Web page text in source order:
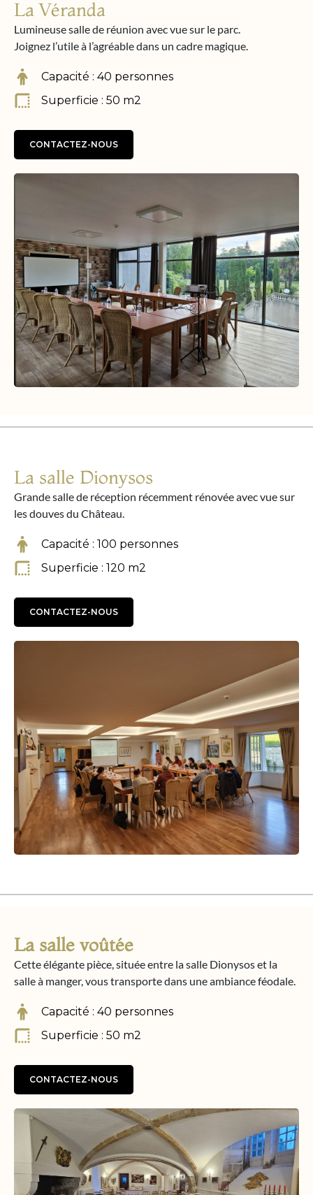
La Véranda
Lumineuse salle de réunion avec vue sur le parc.
Joignez l’utile à l’agréable dans un cadre magique.
Capacité : 40 personnes
Superficie : 50 m2
CONTACTEZ-NOUS
La salle Dionysos
Grande salle de réception récemment rénovée avec vue sur
les douves du Château.
Capacité : 100 personnes
Superficie : 120 m2
CONTACTEZ-NOUS
La salle voûtée
Cette élégante pièce, située entre la salle Dionysos et la
salle à manger, vous transporte dans une ambiance féodale.
Capacité : 40 personnes
Superficie : 50 m2
CONTACTEZ-NOUS